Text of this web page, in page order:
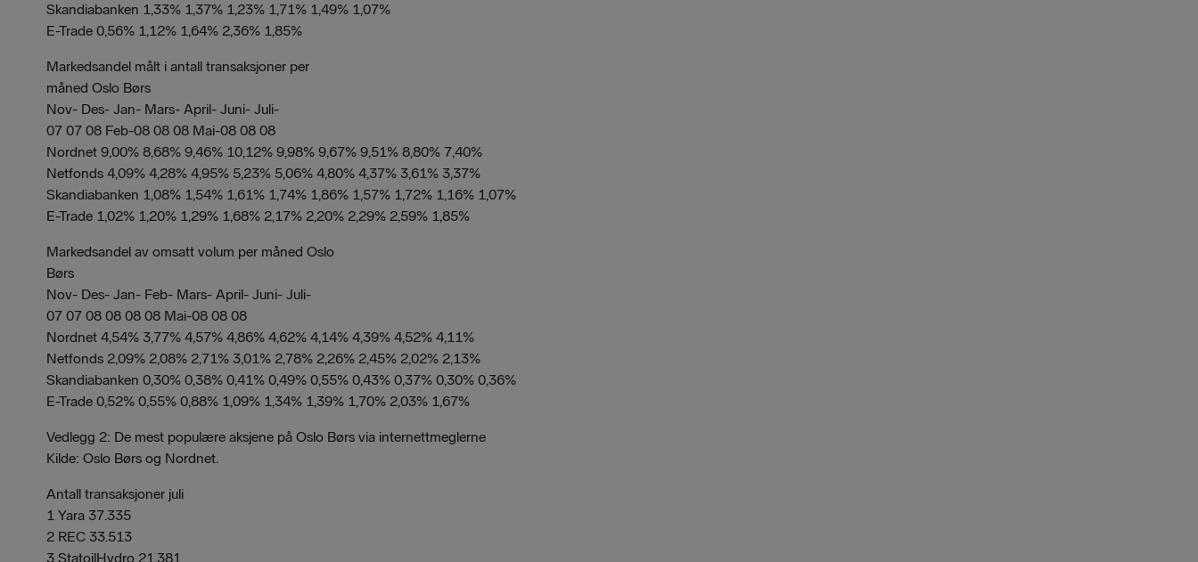
Skandiabanken 1,33% 1,37% 1,23% 1,71% 1,49% 1,07%
E-Trade 0,56% 1,12% 1,64% 2,36% 1,85%
Markedsandel målt i antall transaksjoner per
måned Oslo Børs
Nov- Des- Jan- Mars- April- Juni- Juli-
07 07 08 Feb-08 08 08 Mai-08 08 08
Nordnet 9,00% 8,68% 9,46% 10,12% 9,98% 9,67% 9,51% 8,80% 7,40%
Netfonds 4,09% 4,28% 4,95% 5,23% 5,06% 4,80% 4,37% 3,61% 3,37%
Skandiabanken 1,08% 1,54% 1,61% 1,74% 1,86% 1,57% 1,72% 1,16% 1,07%
E-Trade 1,02% 1,20% 1,29% 1,68% 2,17% 2,20% 2,29% 2,59% 1,85%
Markedsandel av omsatt volum per måned Oslo
Børs
Nov- Des- Jan- Feb- Mars- April- Juni- Juli-
07 07 08 08 08 08 Mai-08 08 08
Nordnet 4,54% 3,77% 4,57% 4,86% 4,62% 4,14% 4,39% 4,52% 4,11%
Netfonds 2,09% 2,08% 2,71% 3,01% 2,78% 2,26% 2,45% 2,02% 2,13%
Skandiabanken 0,30% 0,38% 0,41% 0,49% 0,55% 0,43% 0,37% 0,30% 0,36%
E-Trade 0,52% 0,55% 0,88% 1,09% 1,34% 1,39% 1,70% 2,03% 1,67%
Vedlegg 2: De mest populære aksjene på Oslo Børs via internettmeglerne
Kilde: Oslo Børs og Nordnet.
Antall transaksjoner juli
1 Yara 37.335
2 REC 33.513
3 StatoilHydro 21.381